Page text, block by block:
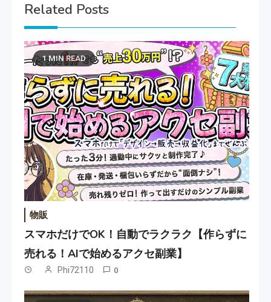
Related Posts
1 MIN READ
物販
スマホだけでOK！自動でラクラク【作らずに
売れる！AIで始めるアクセ副業】
Phi72110 0